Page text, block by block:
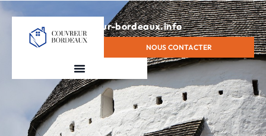
contact@couvreur-bordeaux.info
NOUS CONTACTER